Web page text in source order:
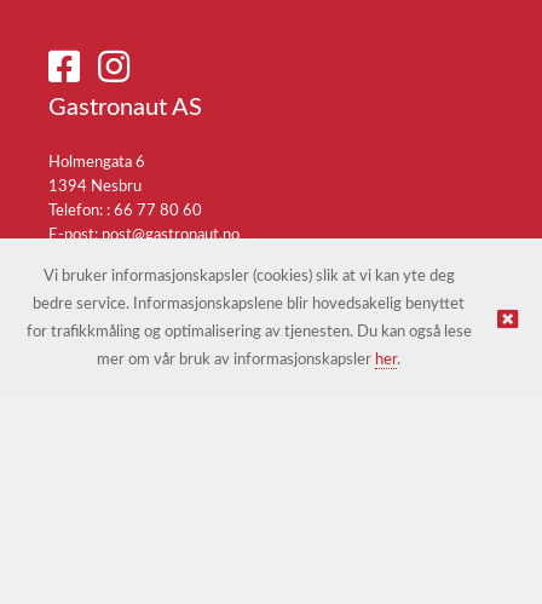
Gastronaut AS
Holmengata 6
1394 Nesbru
Telefon: : 66 77 80 60
E-post:post@gastronaut.no
© Gastronaut AS | Nettbutikk levert av Kréatif
Vi bruker informasjonskapsler (cookies) slik at vi kan yte deg
bedre service. Informasjonskapslene blir hovedsakelig benyttet
for trafikkmåling og optimalisering av tjenesten. Du kan også lese
mer om vår bruk av informasjonskapsler her.